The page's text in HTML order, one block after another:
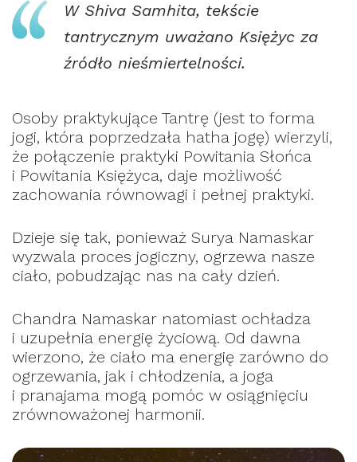
W Shiva Samhita, tekście
tantrycznym uważano Księżyc za
źródło nieśmiertelności.
Osoby praktykujące Tantrę (jest to forma
jogi, która poprzedzała hatha jogę) wierzyli,
że połączenie praktyki Powitania Słońca
i Powitania Księżyca, daje możliwość
zachowania równowagi i pełnej praktyki.
Dzieje się tak, ponieważ Surya Namaskar
wyzwala proces jogiczny, ogrzewa nasze
ciało, pobudzając nas na cały dzień.
Chandra Namaskar natomiast ochładza
i uzupełnia energię życiową. Od dawna
wierzono, że ciało ma energię zarówno do
ogrzewania, jak i chłodzenia, a joga
i pranajama mogą pomóc w osiągnięciu
zrównoważonej harmonii.